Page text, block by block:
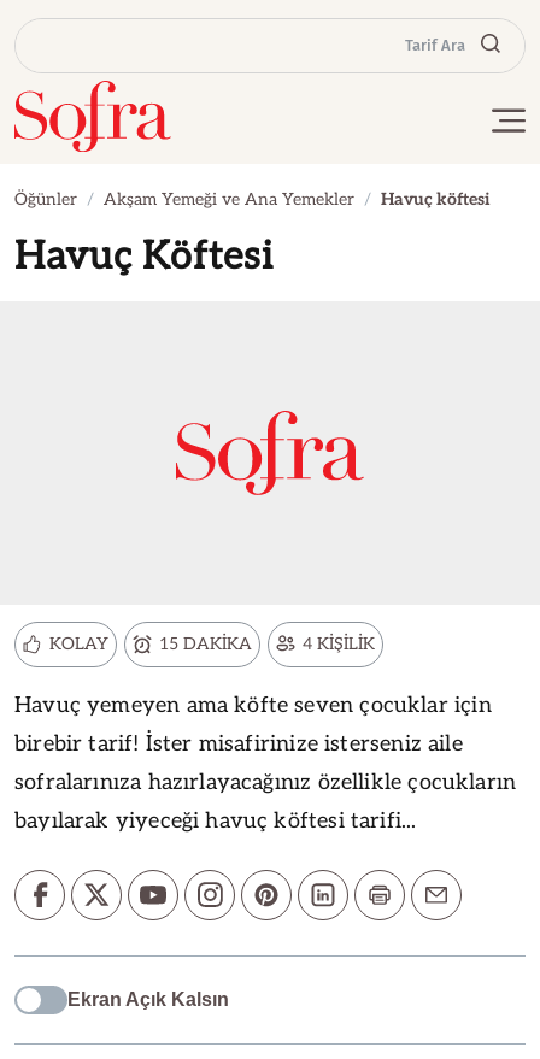
Tarif Ara
Öğünler Akşam Yemeği ve Ana Yemekler Havuç köftesi
Havuç Köftesi
KOLAY 15 DAKİKA 4 KİŞİLİK
Havuç yemeyen ama köfte seven çocuklar için
birebir tarif! İster misafirinize isterseniz aile
sofralarınıza hazırlayacağınız özellikle çocukların
bayılarak yiyeceği havuç köftesi tarifi...
Ekran Açık Kalsın